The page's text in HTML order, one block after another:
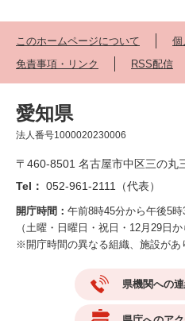
このホームページについて
個
免責事項・リンク
RSS配信
愛知県
法人番号1000020230006
〒460-8501 名古屋市中区三の丸
Tel： 052-961-2111（代表）
開庁時間： 午前8時45分から午後5時
（土曜・日曜日・祝日・12月29日か
※開庁時間の異なる組織、施設があ
県機関への